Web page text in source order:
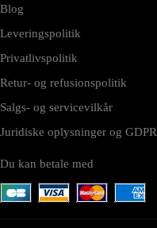
Blog
Leveringspolitik
Privatlivspolitik
Retur- og refusionspolitik
Salgs- og servicevilkår
Juridiske oplysninger og GDPR
Du kan betale med